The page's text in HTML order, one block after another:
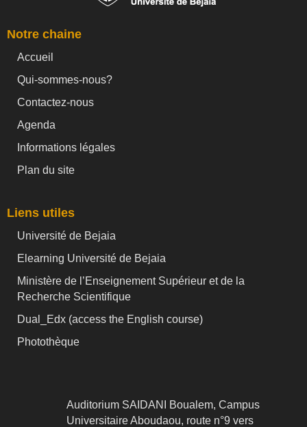
Notre chaine
Accueil
Qui-sommes-nous?
Contactez-nous
Agenda
Informations légales
Plan du site
Liens utiles
Université de Bejaia
Elearning Université de Bejaia
Ministère de l’Enseignement Supérieur et de la
Recherche Scientifique
Dual_Edx (access the English course)
Photothèque
Auditorium SAIDANI Boualem, Campus
Universitaire Aboudaou, route n°9 vers